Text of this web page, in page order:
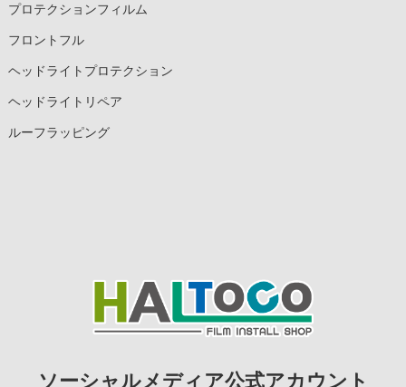
プロテクションフィルム
フロントフル
ヘッドライトプロテクション
ヘッドライトリペア
ルーフラッピング
ソーシャルメディア公式アカウント